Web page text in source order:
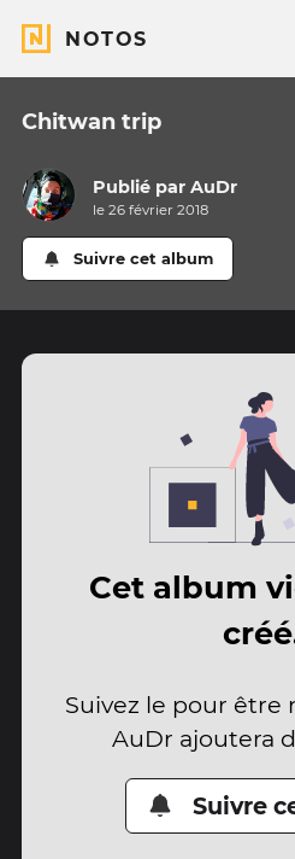
NOTOS
Chitwan trip
Publié parAuDr
le 26 février 2018
Suivre cet album
Cet album
Suivez le pour être
AuDr ajoutera
Suivre